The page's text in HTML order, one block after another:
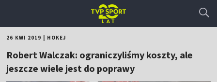
26 KWI 2019 HOKEJ
Robert Walczak: ograniczyliśmy koszty, ale
jeszcze wiele jest do poprawy